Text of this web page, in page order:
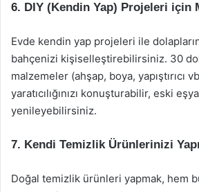
6. DIY (Kendin Yap) Projeleri için
Evde kendin yap projeleri ile
bahçenizi kişiselleştirebilirsiniz. 30
malzemeler (ahşap, boya, yapıştırıcı
yaratıcılığınızı konuşturabilir, eski
yenileyebilirsiniz.
7. Kendi Temizlik Ürünlerinizi
Doğal temizlik ürünleri yapmak, hem